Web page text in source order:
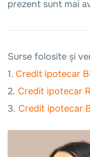
prezent sunt mai
Surse folosite și
1. Credit ipotecar
2. Credit ipotecar
3. Credit ipotecar